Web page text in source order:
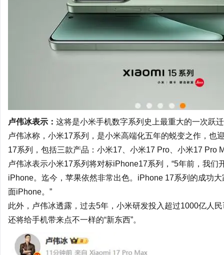
卢伟冰表示： 这将是小米手机数字系列史上最重大的一次跃
卢伟冰称，小米17系列，是小米高端化五年的蜕变之作，也
17系列，包括三款产品：小米17、小米17 Pro、小米17 Pro
卢伟冰表示小米17系列将对标iPhone17系列，“5年前，我们
iPhone。迄今， 苹果依然非常出色。 iPhone 17系列的成功
面iPhone。”
此外，卢伟冰透露，过去5年，小米研发投入超过1000亿人
还将给手机带来点不一样的“新东西”。